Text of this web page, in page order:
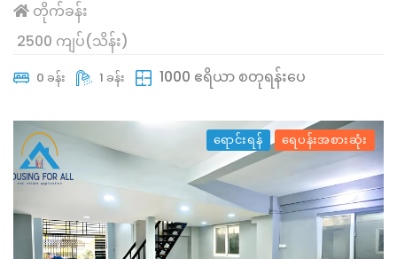
တိုက်ခန်း
2500 ကျပ်(သိန်း)
0 ခန်း 1 ခန်း 1000 ဧရိယာ စတုရန်းပေ
ရေပန်းအစားဆုံး
ရောင်းရန်